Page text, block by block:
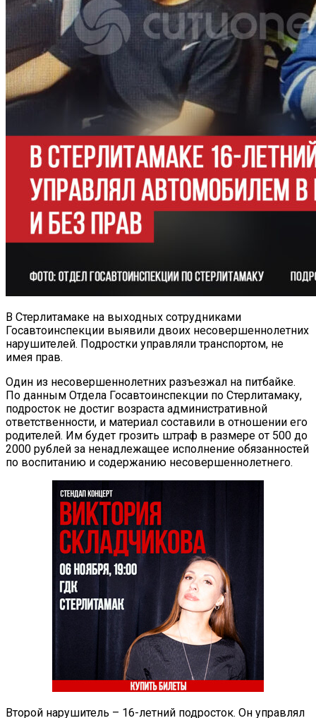
В Стерлитамаке на выходных сотрудниками
Госавтоинспекции выявили двоих несовершеннолетних
нарушителей. Подростки управляли транспортом, не
имея прав.
Один из несовершеннолетних разъезжал на питбайке.
По данным Отдела Госавтоинспекции по Стерлитамаку,
подросток не достиг возраста административной
ответственности, и материал составили в отношении его
родителей. Им будет грозить штраф в размере от 500 до
2000 рублей за ненадлежащее исполнение обязанностей
по воспитанию и содержанию несовершеннолетнего.
Второй нарушитель – 16-летний подросток. Он управлял